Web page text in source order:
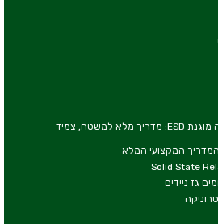
איך מקימים עמדת עבודה מוגנת ESD: מדריך מלא למשטח, צמיד
המקצועי המלא
גז ניידים